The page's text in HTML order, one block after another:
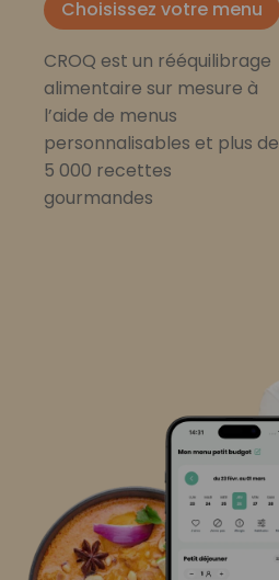
Choisissez votre menu
CROQ est un rééquilibrage
alimentaire sur mesure à
l’aide de menus
personnalisables et plus de
5 000 recettes
gourmandes